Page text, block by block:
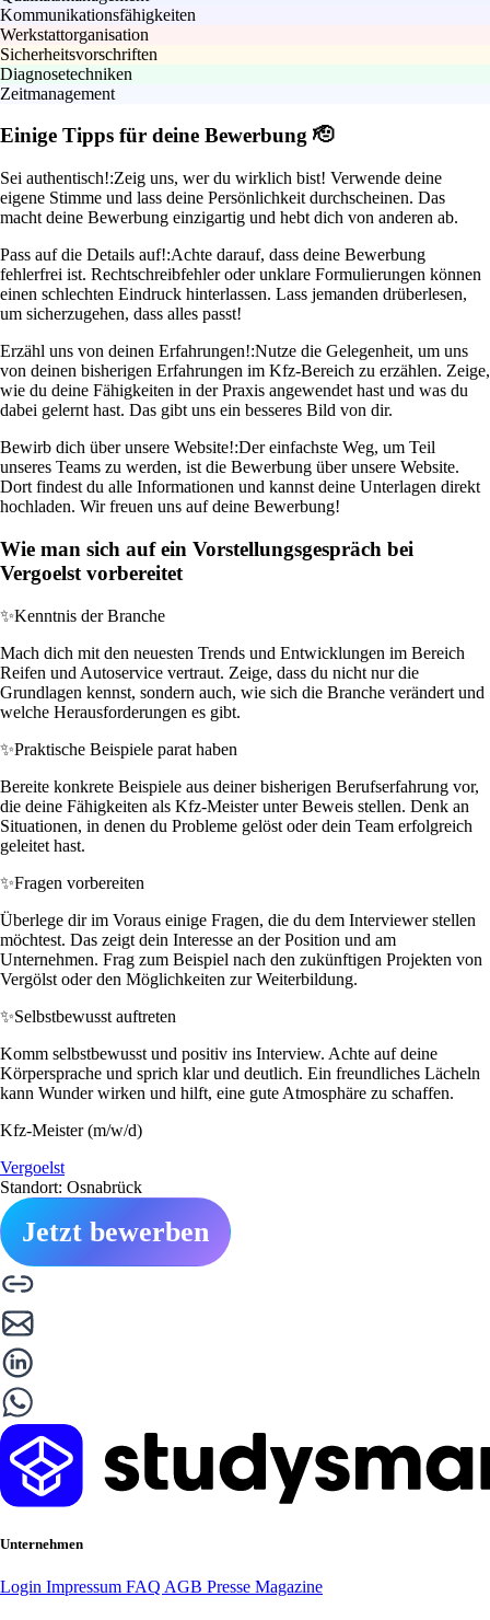
Kommunikationsfähigkeiten
Werkstattorganisation
Sicherheitsvorschriften
Diagnosetechniken
Zeitmanagement
Einige Tipps für deine Bewerbung 🫡
Sei authentisch!:Zeig uns, wer du wirklich bist! Verwende deine
eigene Stimme und lass deine Persönlichkeit durchscheinen. Das
macht deine Bewerbung einzigartig und hebt dich von anderen ab.
Pass auf die Details auf!:Achte darauf, dass deine Bewerbung
fehlerfrei ist. Rechtschreibfehler oder unklare Formulierungen können
einen schlechten Eindruck hinterlassen. Lass jemanden drüberlesen,
um sicherzugehen, dass alles passt!
Erzähl uns von deinen Erfahrungen!:Nutze die Gelegenheit, um uns
von deinen bisherigen Erfahrungen im Kfz-Bereich zu erzählen. Zeige,
wie du deine Fähigkeiten in der Praxis angewendet hast und was du
dabei gelernt hast. Das gibt uns ein besseres Bild von dir.
Bewirb dich über unsere Website!:Der einfachste Weg, um Teil
unseres Teams zu werden, ist die Bewerbung über unsere Website.
Dort findest du alle Informationen und kannst deine Unterlagen direkt
hochladen. Wir freuen uns auf deine Bewerbung!
Wie man sich auf ein Vorstellungsgespräch bei
Vergoelst vorbereitet
✨Kenntnis der Branche
Mach dich mit den neuesten Trends und Entwicklungen im Bereich
Reifen und Autoservice vertraut. Zeige, dass du nicht nur die
Grundlagen kennst, sondern auch, wie sich die Branche verändert und
welche Herausforderungen es gibt.
✨Praktische Beispiele parat haben
Bereite konkrete Beispiele aus deiner bisherigen Berufserfahrung vor,
die deine Fähigkeiten als Kfz-Meister unter Beweis stellen. Denk an
Situationen, in denen du Probleme gelöst oder dein Team erfolgreich
geleitet hast.
✨Fragen vorbereiten
Überlege dir im Voraus einige Fragen, die du dem Interviewer stellen
möchtest. Das zeigt dein Interesse an der Position und am
Unternehmen. Frag zum Beispiel nach den zukünftigen Projekten von
Vergölst oder den Möglichkeiten zur Weiterbildung.
✨Selbstbewusst auftreten
Komm selbstbewusst und positiv ins Interview. Achte auf deine
Körpersprache und sprich klar und deutlich. Ein freundliches Lächeln
kann Wunder wirken und hilft, eine gute Atmosphäre zu schaffen.
Kfz-Meister (m/w/d)
Vergoelst
Standort: Osnabrück
Jetzt bewerben
Unternehmen
Login Impressum FAQ AGB Presse Magazine